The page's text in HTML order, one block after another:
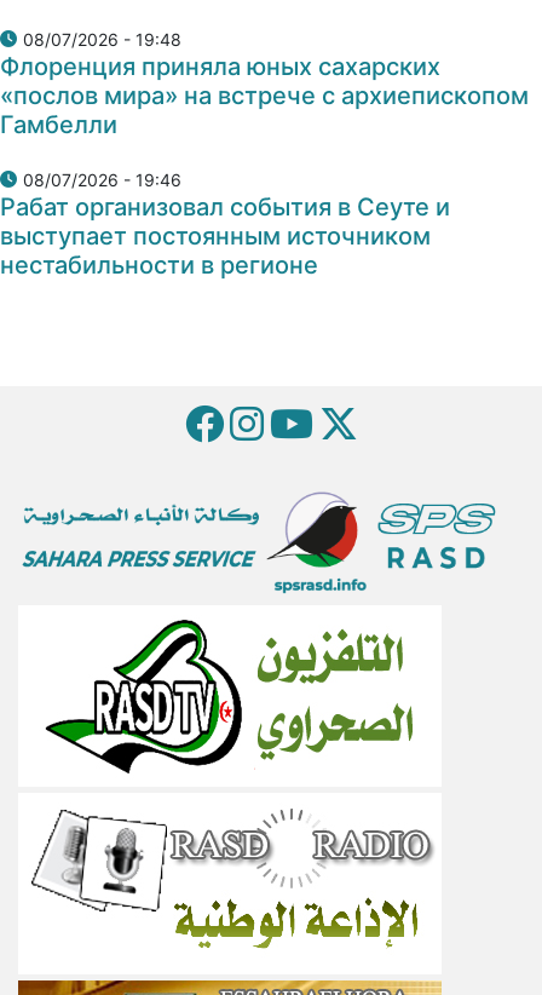
08/07/2026 - 19:48
Флоренция приняла юных сахарских
«послов мира» на встрече с архиепископом
Гамбелли
08/07/2026 - 19:46
Рабат организовал события в Сеуте и
выступает постоянным источником
нестабильности в регионе